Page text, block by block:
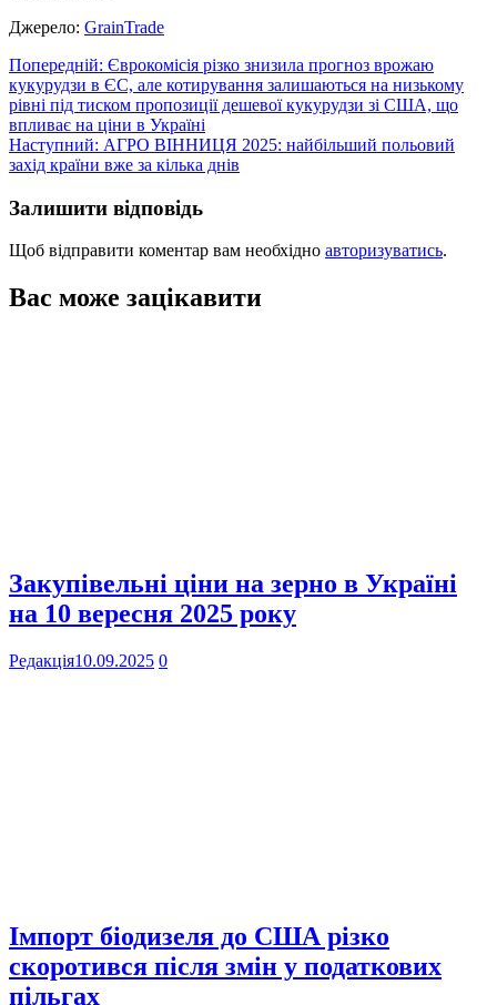
Джерело: GrainTrade
Навігація
записів
Попередній: Єврокомісія різко знизила прогноз врожаю
кукурудзи в ЄС, але котирування залишаються на низькому
рівні під тиском пропозиції дешевої кукурудзи зі США, що
впливає на ціни в Україні
Наступний: АГРО ВІННИЦЯ 2025: найбільший польовий
захід країни вже за кілька днів
Залишити відповідь
Щоб відправити коментар вам необхідно авторизуватись.
Вас може зацікавити
Закупівельні ціни на зерно в Україні
на 10 вересня 2025 року
Редакція10.09.2025 0
Імпорт біодизеля до США різко
скоротився після змін у податкових
пільгах